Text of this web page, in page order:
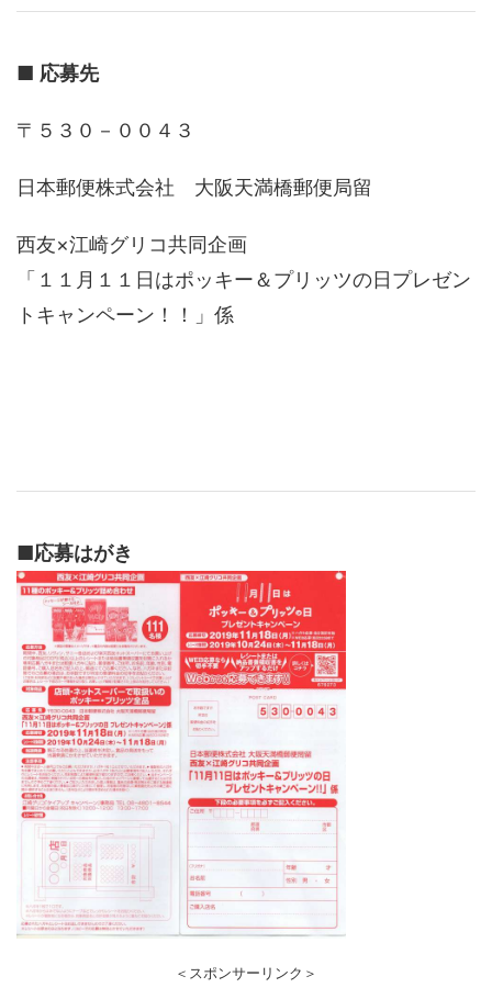
■ 応募先
〒５３０－００４３
日本郵便株式会社 大阪天満橋郵便局留
西友×江崎グリコ共同企画
「１１月１１日はポッキー＆プリッツの日プレゼン
トキャンペーン！！」係
■応募はがき
＜スポンサーリンク＞